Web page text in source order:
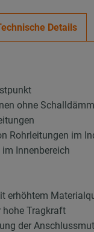
Details
ohne
Rohrleitungen im
Innenbereich
erhöhtem
hohe Tragkraft
der